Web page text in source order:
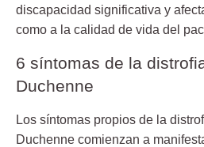
discapacidad significativa y
como a la calidad de vida del
6 síntomas de la
Duchenne
Los síntomas propios de la
Duchenne comienzan a